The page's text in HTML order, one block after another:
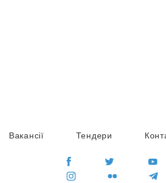
Вакансії Тендери